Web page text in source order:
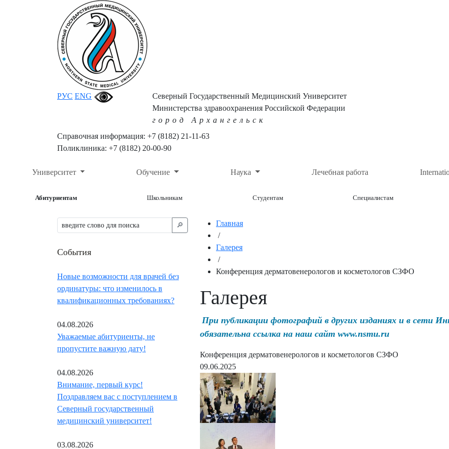
РУС ENG
Северный Государственный Медицинский Университет
Министерства здравоохранения Российской Федерации
город Архангельск
Справочная информация: +7 (8182) 21-11-63
Поликлиника: +7 (8182) 20-00-90
Университет Обучение Наука Лечебная работа
Абитуриентам Школьникам Студентам Специалистам
🔎︎
События
Новые возможности для врачей без
ординатуры: что изменилось в
квалификационных требованиях?
04.08.2026
Уважаемые абитуриенты, не
пропустите важную дату!
04.08.2026
Внимание, первый курс!
Поздравляем вас с поступлением в
Северный государственный
медицинский университет!
03.08.2026
Главная
/
Галерея
/
Конференция дерматовенерологов и косметологов СЗФО
Галерея
При публикации фотографий в других изданиях и в сети
обязательна ссылка на наш сайт www.nsmu.ru
Конференция дерматовенерологов и косметологов СЗФО
09.06.2025